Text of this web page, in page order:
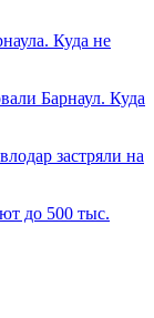
Куда не
Барнаул. Куда
застряли на
до 500 тыс.